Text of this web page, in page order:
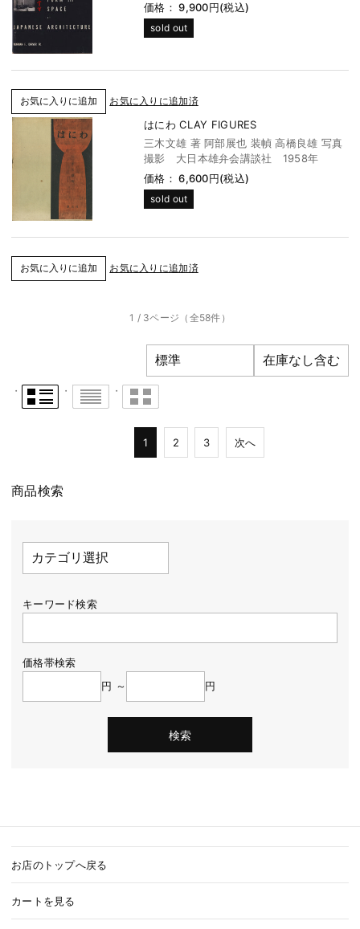
価格： 9,900円(税込)
sold out
お気に入りに追加済
はにわ CLAY FIGURES
三木文雄 著 阿部展也 装幀 高橋良雄 写真
撮影 大日本雄弁会講談社 1958年
価格： 6,600円(税込)
sold out
お気に入りに追加済
1 / 3ページ （全58件）
1 2 3 次へ
商品検索
キーワード検索
価格帯検索
円 ～
円
お店のトップへ戻る
カートを見る